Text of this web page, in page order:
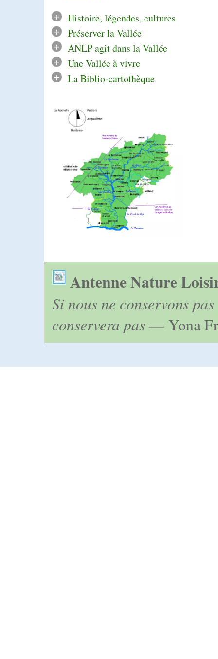
+
Histoire, légendes, cultures
+
Préserver la Vallée
+
ANLP agit dans la Vallée
+
Une Vallée à vivre
+
La Biblio-cartothèque
Antenne Nature
Si nous ne conservons
conservera pas— Yona